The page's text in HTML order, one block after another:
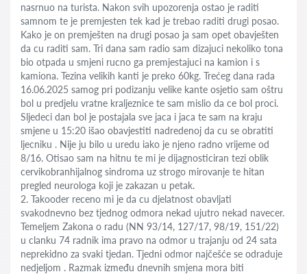
nasrnuo na turista. Nakon svih upozorenja ostao je raditi
samnom te je premjesten tek kad je trebao raditi drugi posao.
Kako je on premješten na drugi posao ja sam opet obavješten
da cu raditi sam. Tri dana sam radio sam dizajuci nekoliko tona
bio otpada u smjeni rucno ga premjestajuci na kamion i s
kamiona. Tezina velikih kanti je preko 60kg. Trećeg dana rada
16.06.2025 samog pri podizanju velike kante osjetio sam oštru
bol u predjelu vratne kraljeznice te sam mislio da ce bol proci.
Sljedeci dan bol je postajala sve jaca i jaca te sam na kraju
smjene u 15:20 išao obavjestiti nadredenoj da cu se obratiti
ljecniku . Nije ju bilo u uredu iako je njeno radno vrijeme od
8/16. Otisao sam na hitnu te mi je dijagnosticiran tezi oblik
cervikobranhijalnog sindroma uz strogo mirovanje te hitan
pregled neurologa koji je zakazan u petak.
2. Takooder receno mi je da cu djelatnost obavljati
svakodnevno bez tjednog odmora nekad ujutro nekad navecer.
Temeljem Zakona o radu (NN 93/14, 127/17, 98/19, 151/22)
u clanku 74 radnik ima pravo na odmor u trajanju od 24 sata
neprekidno za svaki tjedan. Tjedni odmor najčešće se odraduje
nedjeljom . Razmak između dnevnih smjena mora biti